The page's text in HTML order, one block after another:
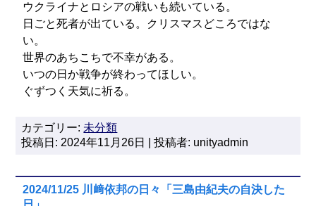
ウクライナとロシアの戦いも続いている。
日ごと死者が出ている。クリスマスどころではな
い。
世界のあちこちで不幸がある。
いつの日か戦争が終わってほしい。
ぐずつく天気に祈る。
カテゴリー: 未分類
投稿日: 2024年11月26日 | 投稿者: unityadmin
2024/11/25 川﨑依邦の日々「三島由紀夫の自決した